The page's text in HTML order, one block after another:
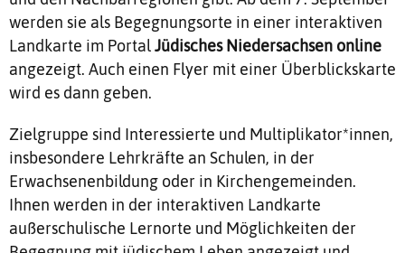
werden sie als Begegnungsorte in einer interaktiven
Landkarte im PortalJüdisches Niedersachsen online
angezeigt. Auch einen Flyer mit einer Überblickskarte
wird es dann geben.
Zielgruppe sind Interessierte und Multiplikator*innen,
insbesondere Lehrkräfte an Schulen, in der
Erwachsenenbildung oder in Kirchengemeinden.
Ihnen werden in der interaktiven Landkarte
außerschulische Lernorte und Möglichkeiten der